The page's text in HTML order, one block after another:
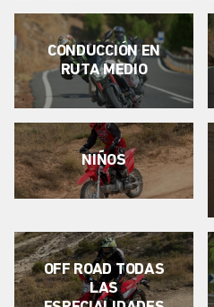
CONDUCCIÓN EN
RUTA MEDIO
NIÑOS
OFF ROAD TODAS
LAS